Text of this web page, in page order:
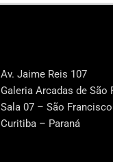
Av. Jaime Reis 107
Galeria Arcadas de São
Sala 07 – São Francisco
Curitiba – Paraná